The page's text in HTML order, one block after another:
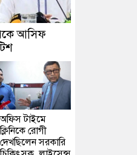
আসিফ
অফিস টাইমে
ক্লিনিকে রোগী
দেখছিলেন সরকারি